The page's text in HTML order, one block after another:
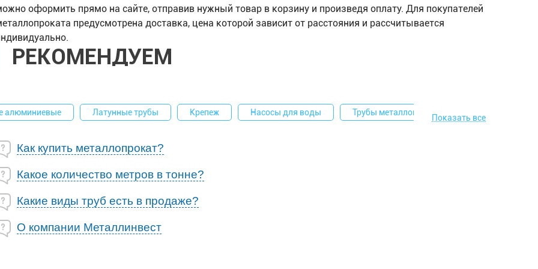
оформить прямо на сайте, отправив нужный товар в корзину и произведя оплату. Для покупателей
предусмотрена доставка, цена которой зависит от расстояния и рассчитывается
РЕКОМЕНДУЕМ
алюминиевые Латунные трубы Крепеж Насосы для воды Трубы металлопластиковые в бухтах
Показать все
Как купить металлопрокат?
Какое количество метров в тонне?
Какие виды труб есть в продаже?
О компании Металлинвест